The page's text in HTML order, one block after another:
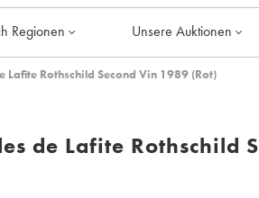
Regionen Unsere Auktionen
Lafite Rothschild Second Vin 1989 (Rot)
de Lafite Rothschild